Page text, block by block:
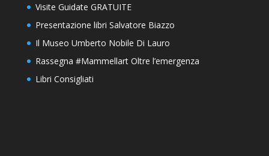
Visite Guidate GRATUITE
Presentazione libri Salvatore Biazzo
Il Museo Umberto Nobile Di Lauro
Rassegna #Mammellart Oltre l’emergenza
Libri Consigliati